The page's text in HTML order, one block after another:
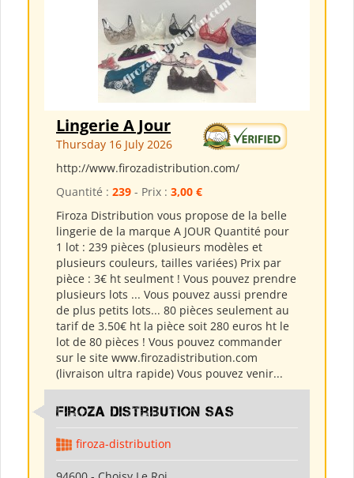
Lingerie A Jour
Thursday 16 July 2026
http://www.firozadistribution.com/
Quantité : 239 - Prix : 3,00 €
Firoza Distribution vous propose de la belle
lingerie de la marque A JOUR Quantité pour
1 lot : 239 pièces (plusieurs modèles et
plusieurs couleurs, tailles variées) Prix par
pièce : 3€ ht seulment ! Vous pouvez prendre
plusieurs lots ... Vous pouvez aussi prendre
de plus petits lots... 80 pièces seulement au
tarif de 3.50€ ht la pièce soit 280 euros ht le
lot de 80 pièces ! Vous pouvez commander
sur le site www.firozadistribution.com
(livraison ultra rapide) Vous pouvez venir...
Firoza Distribution SAS
firoza-distribution